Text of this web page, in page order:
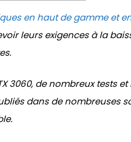
en haut de gamme et
leurs exigences à la
3060, de nombreux tests
dans de nombreuses